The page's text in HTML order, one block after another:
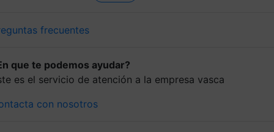
frecuentes
que te podemos ayudar?
es el servicio de atención a la empresa vasca
con nosotros